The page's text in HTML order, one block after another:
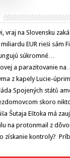
vraj na Slovensku
EUR rieši sám
súkromné…
a parazitovanie na…
z kapely Lucie-
Spojených států
skoro
Šutaja Eštoka má
na protonmail z
získanie kontroly?